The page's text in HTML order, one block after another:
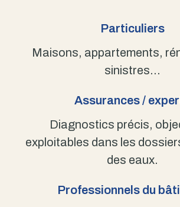
Particuliers
Maisons, appartements,
sinistres…
Assurances /
Diagnostics précis,
exploitables dans les
des eaux.
Professionnels du